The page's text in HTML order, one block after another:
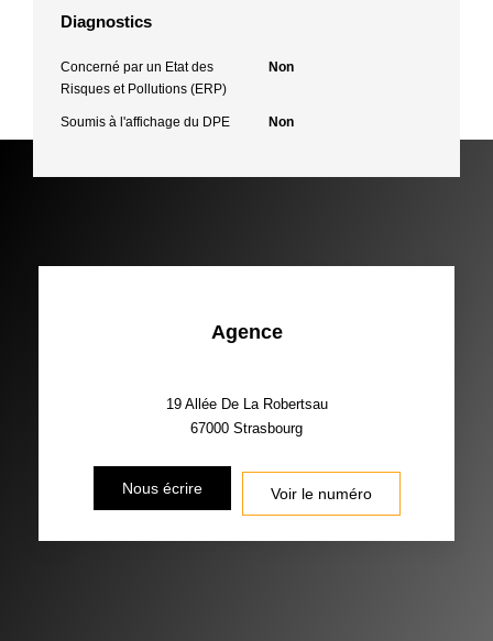
Diagnostics
Concerné par un Etat des
Risques et Pollutions (ERP)
Non
Soumis à l'affichage du DPE Non
Agence
19 Allée De La Robertsau
67000 Strasbourg
Nous écrire Voir le numéro